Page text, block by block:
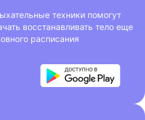
техники помогут
восстанавливать тело еще
расписания